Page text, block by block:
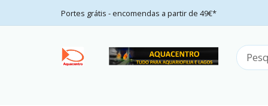
Portes grátis - encomendas a partir de 49€*